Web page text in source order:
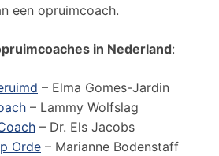
een opruimcoach.
in Nederland:
– Elma Gomes-Jardin
– Lammy Wolfslag
– Dr. Els Jacobs
Orde – Marianne Bodenstaff